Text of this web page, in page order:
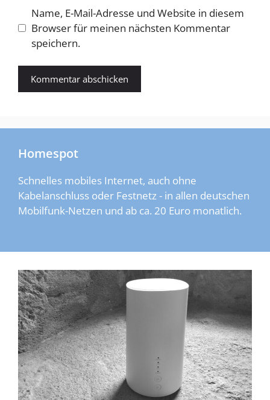
Name, E-Mail-Adresse und Website in diesem
Browser für meinen nächsten Kommentar
speichern.
Homespot
Schnelles mobiles Internet, auch ohne
Kabelanschluss oder Festnetz - in allen deutschen
Mobilfunk-Netzen und ab ca. 20 Euro monatlich.